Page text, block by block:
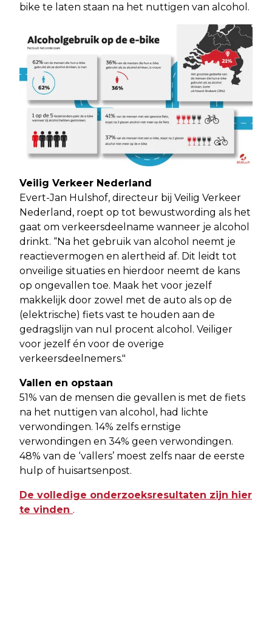
bike te laten staan na het nuttigen van alcohol.
Veilig Verkeer Nederland
Evert-Jan Hulshof, directeur bij Veilig Verkeer
Nederland, roept op tot bewustwording als het
gaat om verkeersdeelname wanneer je alcohol
drinkt. “Na het gebruik van alcohol neemt je
reactievermogen en alertheid af. Dit leidt tot
onveilige situaties en hierdoor neemt de kans
op ongevallen toe. Maak het voor jezelf
makkelijk door zowel met de auto als op de
(elektrische) fiets vast te houden aan de
gedragslijn van nul procent alcohol. Veiliger
voor jezelf én voor de overige
verkeersdeelnemers."
Vallen en opstaan
51% van de mensen die gevallen is met de fiets
na het nuttigen van alcohol, had lichte
verwondingen. 14% zelfs ernstige
verwondingen en 34% geen verwondingen.
48% van de ‘vallers’ moest zelfs naar de eerste
hulp of huisartsenpost.
De volledige onderzoeksresultaten zijn hier
te vinden .